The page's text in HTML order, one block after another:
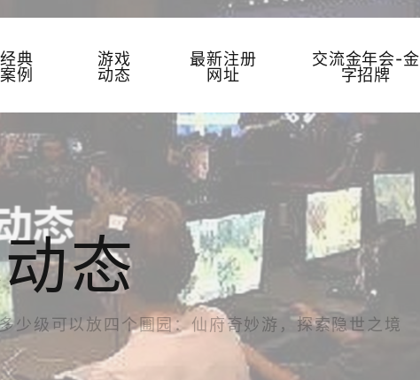
经典
案例
游戏
动态
最新注册
网址
交流金年会-金
字招牌
态
少级可以放四个圃园：仙府奇妙游，探索隐世之境